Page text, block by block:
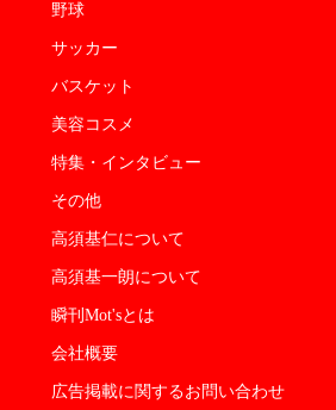
野球
サッカー
バスケット
美容コスメ
特集・インタビュー
その他
高須基仁について
高須基一朗について
瞬刊Mot'sとは
会社概要
広告掲載に関するお問い合わせ